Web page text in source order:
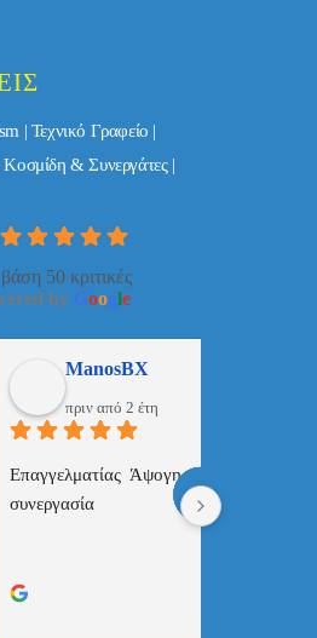
| Τεχνικό Γραφείο |
& Συνεργάτες |
50 κριτικές
by Google
από 2 έτη
Άψογη